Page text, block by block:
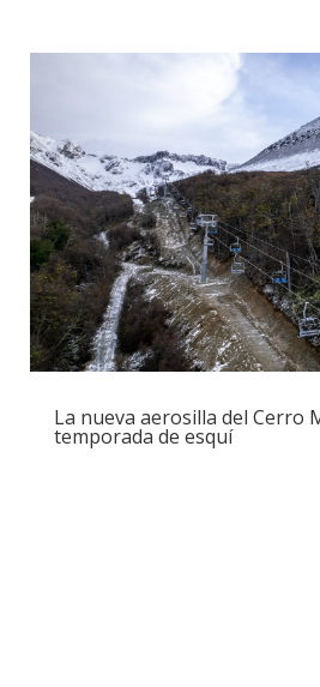
La nueva aerosilla del Cerro
temporada de esquí